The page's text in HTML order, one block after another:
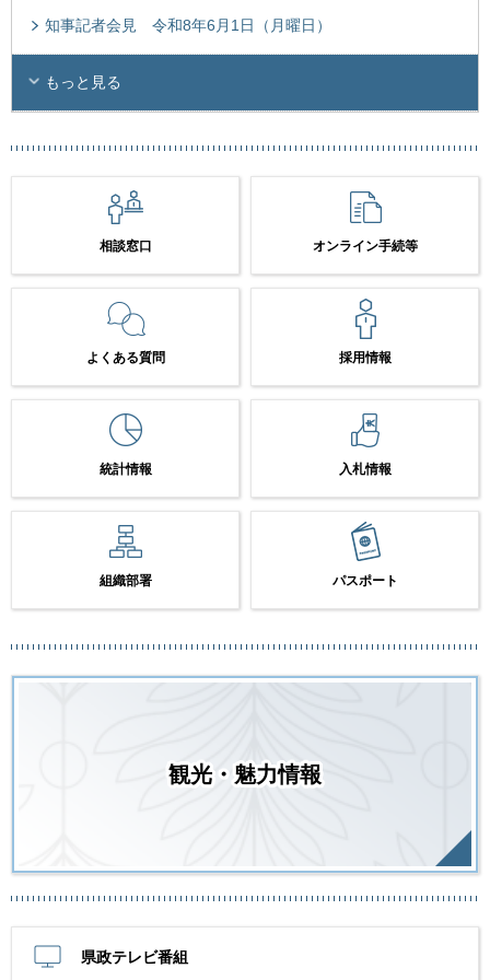
知事記者会見 令和8年6月1日（月曜日）
もっと見る
相談窓口 オンライン手続等
よくある質問 採用情報
統計情報 入札情報
組織部署 パスポート
観光・魅力情報
県政テレビ番組